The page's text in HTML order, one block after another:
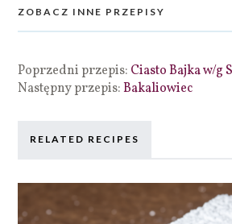
ZOBACZ INNE PRZEPISY
Poprzedni przepis: Ciasto Bajka w/g
Następny przepis:Bakaliowiec
RELATED RECIPES